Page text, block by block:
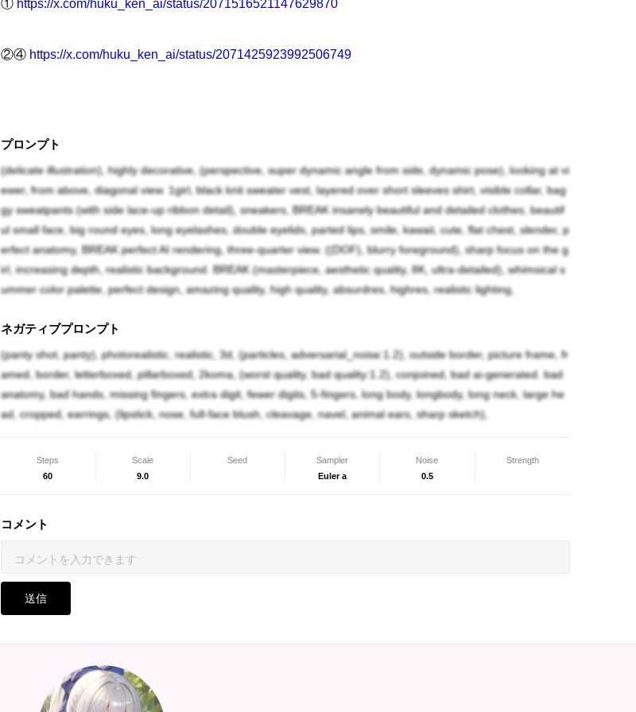
① https://x.com/huku_ken_ai/status/2071516521147629870
②④ https://x.com/huku_ken_ai/status/2071425923992506749
https://x.com/huku_ken_ai
プロンプト
(delicate illustration), highly decorative, (perspective, super dynamic angle from side, dynamic pose), looking at vi
ewer, from above, diagonal view. 1girl, black knit sweater vest, layered over short sleeves shirt, visible collar, bag
gy sweatpants (with side lace-up ribbon detail), sneakers, BREAK insanely beautiful and detailed clothes, beautif
ul small face, big round eyes, long eyelashes, double eyelids, parted lips, smile, kawaii, cute, flat chest, slender, p
erfect anatomy, BREAK perfect AI rendering, three-quarter view. ((DOF), blurry foreground), sharp focus on the g
irl, increasing depth, realistic background. BREAK (masterpiece, aesthetic quality, 8K, ultra-detailed), whimsical s
ummer color palette, perfect design, amazing quality, high quality, absurdres, highres, realistic lighting,
ネガティブプロンプト
(panty shot, panty), photorealistic, realistic, 3d, (particles, adversarial_noise:1.2), outside border, picture frame, fr
amed, border, letterboxed, pillarboxed, 2koma, (worst quality, bad quality:1.2), conjoined, bad ai-generated. bad
anatomy, bad hands, missing fingers, extra digit, fewer digits, 5-fingers, long body, longbody, long neck, large he
ad, cropped, earrings, (lipstick, nose, full-face blush, cleavage, navel, animal ears, sharp sketch),
Steps
60
Scale
9.0
Seed
Sampler
Euler a
Noise
0.5
Strength
コメント
送信